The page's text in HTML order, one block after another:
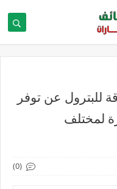
للبترول عن توفر
لمختلف
(0)